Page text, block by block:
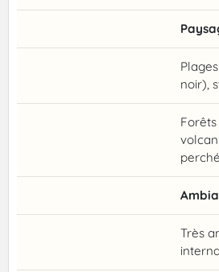
noir),
Très